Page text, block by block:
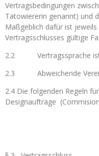
Vertragsbedingungen
Tätowiererin genannt) und
Maßgeblich dafür ist
Vertragsschlusses gültige
2.2 Vertragssprache ist
2.3 Abweichende
2.4 Die folgenden Regeln
Designaufträge